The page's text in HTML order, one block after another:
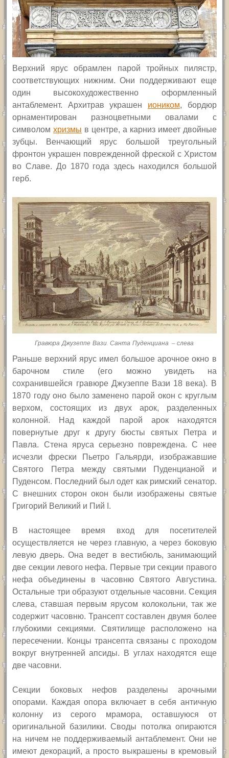
Верхний ярус обрамлен парой тройных пилястр,
соответствующих нижним. Они поддерживают еще
один высокохудожественно оформленный
антаблемент. Архитрав украшен иоником, бордюр
орнаментирован разноцветными овалами с
символомхризмы в центре, а карниз имеет двойные
зубцы. Венчающий ярус большой треугольный
фронтон украшен поврежденной фреской с Христом
во Славе. До 1870 года здесь находился большой
герб.
Гравюра Джузеппе Вази. Санта Пуденциана — слева
Раньше верхний ярус имел большое арочное окно в
барочном стиле (его можно увидеть на
сохранившейся гравюре Джузеппе Вази 18 века). В
1870 году оно было заменено парой окон с круглым
верхом, состоящих из двух арок, разделенных
колонной. Над каждой парой арок находятся
повернутые друг к другу бюсты святых Петра и
Павла. Стена яруса серьезно повреждена. С нее
исчезли фрески Пьетро Гальярди, изображавшие
Святого Петра между святыми Пуденцианой и
Пуденсом. Последний был одет как римский сенатор.
С внешних сторон окон были изображены святые
Григорий Великий и Пий I.
В настоящее время вход для посетителей
осуществляется не через главную, а через боковую
левую дверь. Она ведет в вестибюль, занимающий
две секции левого нефа. Первые три секции правого
нефа объединены в часовню Святого Августина.
Остальные три образуют отдельные часовни. Секция
слева, ставшая первым ярусом колокольни, так же
содержит часовню. Трансепт составлен двумя более
глубокими секциями. Святилище расположено на
пересечении. Концы трансепта связаны с проходом
вокруг внутренней апсиды. В углах находятся еще
две часовни.
Секции боковых нефов разделены арочными
опорами. Каждая опора включает в себя античную
колонну из серого мрамора, оставшуюся от
оригинальной базилики. Своды потолка опираются
на ничем не поддерживаемый антаблемент. Они не
имеют декораций, а просто выкрашены в кремовый